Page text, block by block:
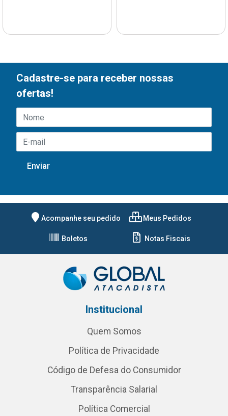
Cadastre-se para receber nossas
ofertas!
Acompanhe seu pedido Meus Pedidos
Boletos Notas Fiscais
Institucional
Quem Somos
Política de Privacidade
Código de Defesa do Consumidor
Transparência Salarial
Política Comercial